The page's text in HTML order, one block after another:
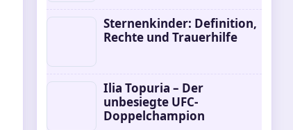
Sternenkinder: Definition,
Rechte und Trauerhilfe
Ilia Topuria – Der
unbesiegte UFC-
Doppelchampion